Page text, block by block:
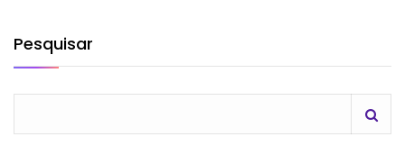
Pesquisar